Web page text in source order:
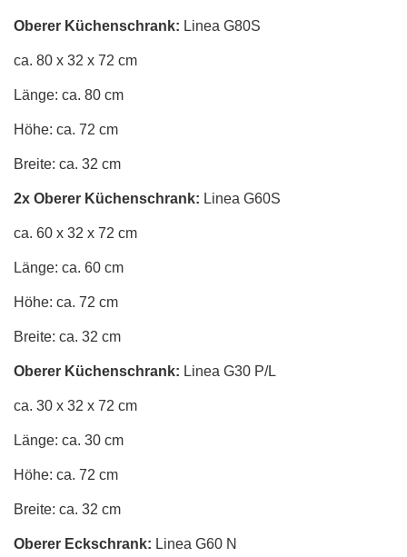
Oberer Küchenschrank: Linea G80S
ca. 80 x 32 x 72 cm
Länge: ca. 80 cm
Höhe: ca. 72 cm
Breite: ca. 32 cm
2x Oberer Küchenschrank: Linea G60S
ca. 60 x 32 x 72 cm
Länge: ca. 60 cm
Höhe: ca. 72 cm
Breite: ca. 32 cm
Oberer Küchenschrank: Linea G30 P/L
ca. 30 x 32 x 72 cm
Länge: ca. 30 cm
Höhe: ca. 72 cm
Breite: ca. 32 cm
Oberer Eckschrank: Linea G60 N